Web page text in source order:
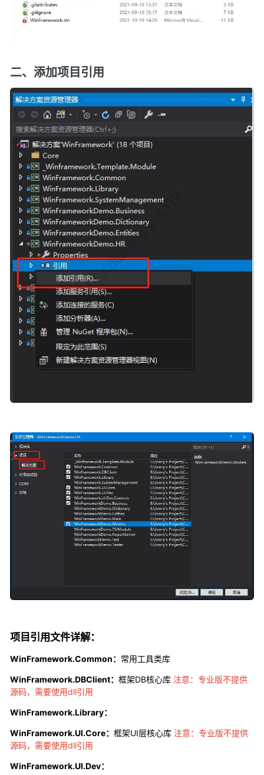
二、添加项目引用
项目引用文件详解：
WinFramework.Common： 常用工具类库
WinFramework.DBClient： 框架DB核心库 注意：专业版不提供
源码，需要使用dll引用
WinFramework.Library：
WinFramework.UI.Core： 框架UI层核心库 注意：专业版不提供
源码，需要使用dll引用
WinFramework.UI.Dev：